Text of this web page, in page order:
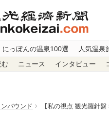
にっぽんの温泉100選 人気温泉
ニュース インタビュー
ンバウンド 【私の視点 観光羅針